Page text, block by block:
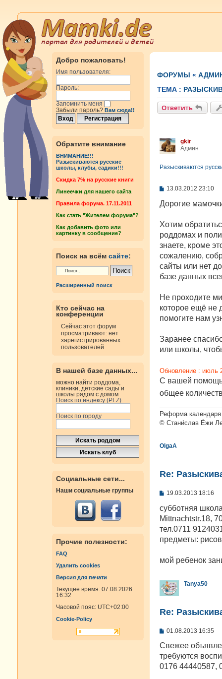
Добро пожаловать!
Имя пользователя:
Пароль:
Запомнить меня
Забыли пароль? Вам сюда!!
Обратите внимание
ВНИМАНИЕ!!!
Разыскиваются русские
школы, клубы, садики!!!
Cкидка 7% на русские книги
Линеечки для нашего сайта
Правила форума. 17.11.2011
Как стать "Жителем форума"?
Как добавить фото или
картинку в сообщение?
Поиск на всём сайте:
Расширенный поиск
Кто сейчас на
конференции
Сейчас этот форум
просматривают: нет
зарегистрированных
пользователей
В нашей базе данных...
можно найти роддома,
клиники, детские сады и
школы рядом с домом
Поиск по индексу (PLZ):
Поиск по городу
Социальные сети...
Наши социальные группы
Прочие полезности:
FAQ
Удалить cookies
Версия для печати
Текущее время: 07.08.2026
16:32
Часовой пояс: UTC+02:00
Cookie-Policy
ФОРУМЫ «
ТЕМА :
Ответить
gkir
Админ
Разыскиваются
С
о
б
е
и
е
13.03.2012 23:10
Дорогие
Хотим
роддомах и
знаете, кроме
сожалению,
сайты или нет
базе данных
Не проходите
которое ещё не
помогите нам
Заранее
или школы,
Обновление : июль
С вашей
общее
Реформа
© Стани́слав Е́жи
OlgaA
Re:
С
о
б
щ
е
и
19.03.2013 18:16
субботняя
Mittnachtstr.18,
тел.0711
предметы:
мой ребенок
Tanya50
Re:
С
о
щ
е
01.08.2013 16:35
Свежее
требуются
0176 44440587,